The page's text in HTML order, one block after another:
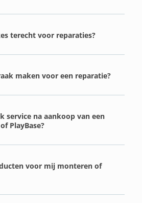
terecht voor reparaties?
maken voor een reparatie?
service na aankoop van een
PlayBase?
voor mij monteren of